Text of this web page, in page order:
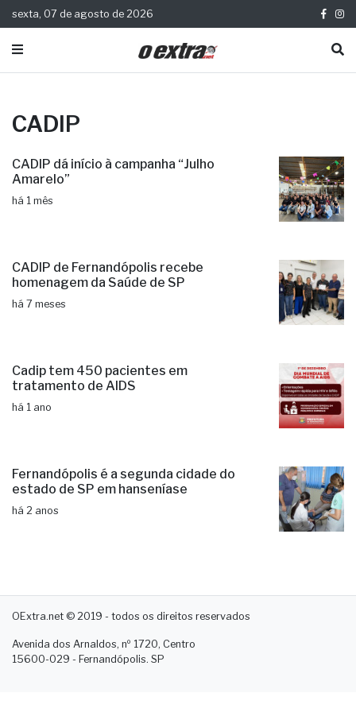
sexta, 07 de agosto de 2026
CADIP
CADIP dá início à campanha “Julho
Amarelo”
há 1 mês
CADIP de Fernandópolis recebe
homenagem da Saúde de SP
há 7 meses
Cadip tem 450 pacientes em
tratamento de AIDS
há 1 ano
Fernandópolis é a segunda cidade do
estado de SP em hanseníase
há 2 anos
OExtra.net © 2019 - todos os direitos reservados
Avenida dos Arnaldos, nº 1720, Centro
15600-029 - Fernandópolis. SP